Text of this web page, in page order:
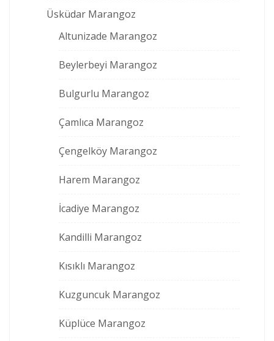
Üsküdar Marangoz
Altunizade Marangoz
Beylerbeyi Marangoz
Bulgurlu Marangoz
Çamlıca Marangoz
Çengelköy Marangoz
Harem Marangoz
İcadiye Marangoz
Kandilli Marangoz
Kısıklı Marangoz
Kuzguncuk Marangoz
Küplüce Marangoz